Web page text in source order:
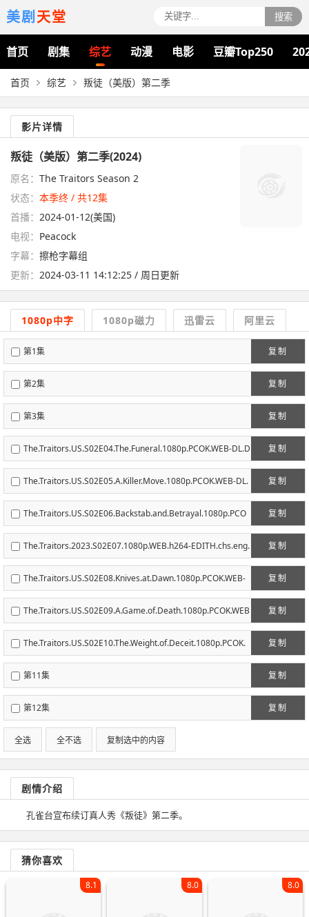
美剧天堂 搜索
首页 剧集 综艺 动漫 电影 豆瓣Top250
首页 综艺 叛徒（美版）第二季
影片详情
叛徒（美版）第二季(2024)
原名： The Traitors Season 2
状态： 本季终 / 共12集
首播： 2024-01-12(美国)
电视： Peacock
字幕： 擦枪字幕组
更新： 2024-03-11 14:12:25 / 周日更新
1080p中字 1080p磁力 迅雷云 阿里云
复制
第1集
复制
第2集
复制
第3集
复制
The.Traitors.US.S02E04.The.Funeral.1080p.PCOK.WEB-DL.D
DP5.1.x264-NTb.chs.eng.mp4
复制
The.Traitors.US.S02E05.A.Killer.Move.1080p.PCOK.WEB-DL.
DDP5.1.x264-NTb.chs.eng.mp4
复制
The.Traitors.US.S02E06.Backstab.and.Betrayal.1080p.PCO
K.WEB-DL.DDP5.1.x264-NTb.chs.eng.mp4
复制
The.Traitors.2023.S02E07.1080p.WEB.h264-EDITH.chs.eng.
mp4
复制
The.Traitors.US.S02E08.Knives.at.Dawn.1080p.PCOK.WEB-
DL.DDP5.1.x264-NTb.chs.eng.mp4
复制
The.Traitors.US.S02E09.A.Game.of.Death.1080p.PCOK.WEB
-DL.DDP5.1.x264-NTb.chs.eng.mp4
复制
The.Traitors.US.S02E10.The.Weight.of.Deceit.1080p.PCOK.
WEB-DL.DDP5.1.x264-NTb.chs.eng.mp4
复制
第11集
复制
第12集
全选 全不选 复制选中的内容
剧情介绍
孔雀台宣布续订真人秀《叛徒》第二季。
猜你喜欢
8.1 8.0 8.0